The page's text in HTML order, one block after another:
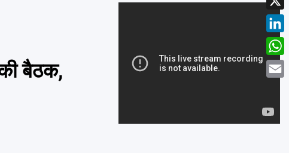
बैठक,
X